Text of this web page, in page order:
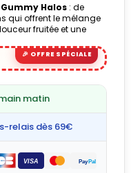
Gummy Halos : de
qui offrent le mélange
fruitée et une
matin
relais dès 69€